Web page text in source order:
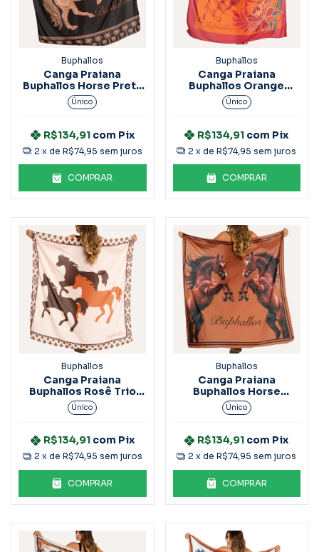
Buphallos
Canga Praiana
Buphallos Horse Preta
ACS34
Único
R$134,91 com Pix
2 x de R$74,95 sem juros
COMPRAR
Buphallos
Canga Praiana
Buphallos Orange
Horse ACS32
Único
R$134,91 com Pix
2 x deR$74,95 sem juros
COMPRAR
Buphallos
Canga Praiana
Buphallos Rosê Trio
Horse ACS31
Único
R$134,91 com Pix
2 x de R$74,95 sem juros
COMPRAR
Buphallos
Canga Praiana
Buphallos Horse
Marrom ACS28
Único
R$134,91 com Pix
2 x deR$74,95 sem juros
COMPRAR